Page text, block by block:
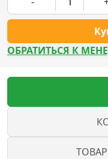
ОБРАТИТЬСЯ К